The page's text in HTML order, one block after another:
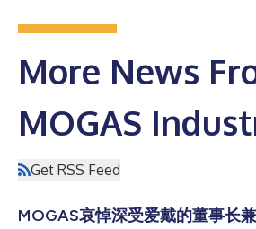
More News
MOGAS
Get RSS Feed
MOGAS哀悼深受爱戴的董事长